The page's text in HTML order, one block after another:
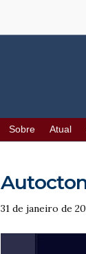
Sobre Atual
31 de janeiro de